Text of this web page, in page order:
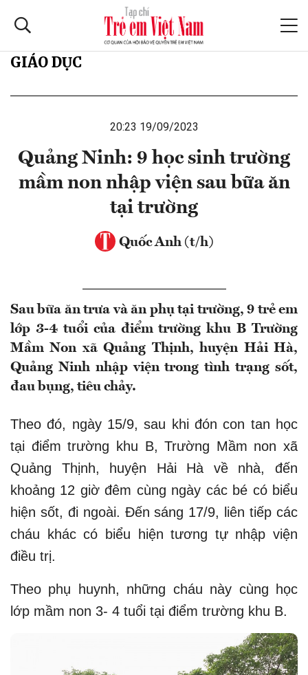
GIÁO DỤC
20:23 19/09/2023
Quảng Ninh: 9 học sinh trường
mầm non nhập viện sau bữa ăn
tại trường
Quốc Anh (t/h)
Sau bữa ăn trưa và ăn phụ tại trường, 9 trẻ em
lớp 3-4 tuổi của điểm trường khu B Trường
Mầm Non xã Quảng Thịnh, huyện Hải Hà,
Quảng Ninh nhập viện trong tình trạng sốt,
đau bụng, tiêu chảy.
Theo đó, ngày 15/9, sau khi đón con tan học
tại điểm trường khu B, Trường Mầm non xã
Quảng Thịnh, huyện Hải Hà về nhà, đến
khoảng 12 giờ đêm cùng ngày các bé có biểu
hiện sốt, đi ngoài. Đến sáng 17/9, liên tiếp các
cháu khác có biểu hiện tương tự nhập viện
điều trị.
Theo phụ huynh, những cháu này cùng học
lớp mầm non 3- 4 tuổi tại điểm trường khu B.